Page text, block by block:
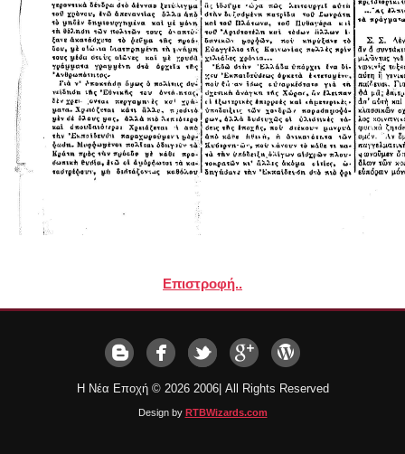
Επιστροφή..
Η Νέα Εποχή © 2026 2006| All Rights Reserved
Design by RTBWizards.com